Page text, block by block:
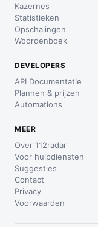
Kazernes
Statistieken
Opschalingen
Woordenboek
DEVELOPERS
API Documentatie
Plannen & prijzen
Automations
MEER
Over 112radar
Voor hulpdiensten
Suggesties
Contact
Privacy
Voorwaarden